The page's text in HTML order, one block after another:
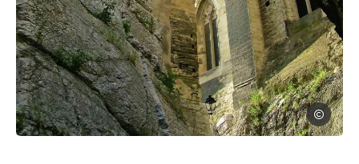
Photo, © Sylvie Villeger
Sylvie